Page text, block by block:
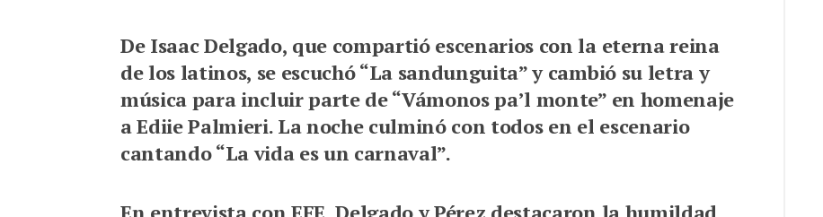
De Isaac Delgado, que compartió escenarios con la eterna reina
de los latinos, se escuchó “La sandunguita” y cambió su letra y
música para incluir parte de “Vámonos pa’l monte” en homenaje
a Ediie Palmieri. La noche culminó con todos en el escenario
cantando “La vida es un carnaval”.